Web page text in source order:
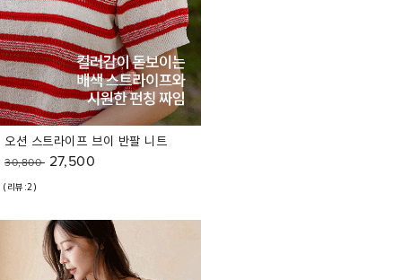
오션 스트라이프 브이 반팔 니트
30,800 27,500
(리뷰:2)